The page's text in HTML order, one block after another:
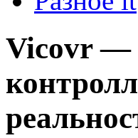
Vicovr —